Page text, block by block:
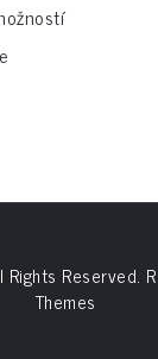
Reserved.
Themes